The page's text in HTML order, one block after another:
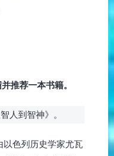
推荐一本书籍。
人到智神》。
以色列历史学家尤瓦